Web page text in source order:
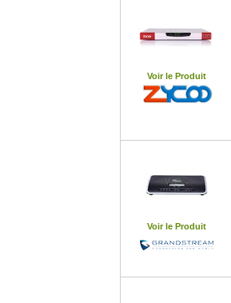
Voir le Produit
Voir le Produit